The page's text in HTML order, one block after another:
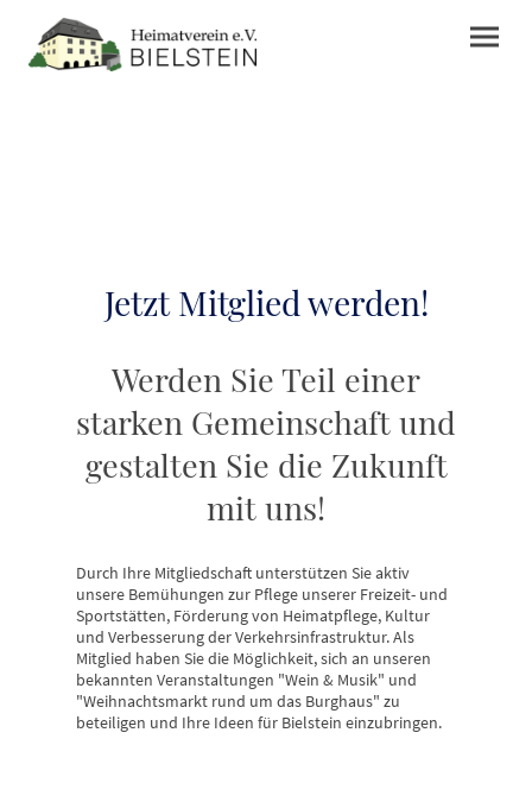
Jetzt Mitglied werden!
Werden Sie Teil einer
starken Gemeinschaft und
gestalten Sie die Zukunft
mit uns!
Durch Ihre Mitgliedschaft unterstützen Sie aktiv
unsere Bemühungen zur Pflege unserer Freizeit- und
Sportstätten, Förderung von Heimatpflege, Kultur
und Verbesserung der Verkehrsinfrastruktur. Als
Mitglied haben Sie die Möglichkeit, sich an unseren
bekannten Veranstaltungen "Wein & Musik" und
"Weihnachtsmarkt rund um das Burghaus" zu
beteiligen und Ihre Ideen für Bielstein einzubringen.